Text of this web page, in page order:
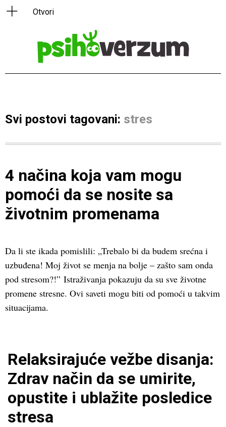
Svi postovi tagovani: stres
4 načina koja vam mogu
pomoći da se nosite sa
životnim promenama
Da li ste ikada pomislili: „Trebalo bi da budem srećna i
uzbuđena! Moj život se menja na bolje – zašto sam onda
pod stresom?!” Istraživanja pokazuju da su sve životne
promene stresne. Ovi saveti mogu biti od pomoći u takvim
situacijama.
Relaksirajuće vežbe disanja:
Zdrav način da se umirite,
opustite i ublažite posledice
stresa